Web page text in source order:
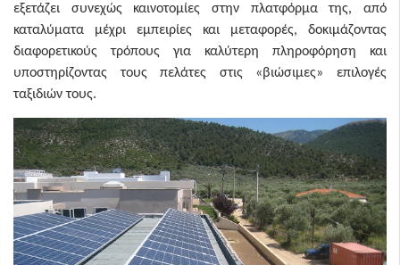
εξετάζει συνεχώς καινοτομίες στην πλατφόρμα της, από
καταλύματα μέχρι εμπειρίες και μεταφορές, δοκιμάζοντας
διαφορετικούς τρόπους για καλύτερη πληροφόρηση και
υποστηρίζοντας τους πελάτες στις «βιώσιμες» επιλογές
ταξιδιών τους.